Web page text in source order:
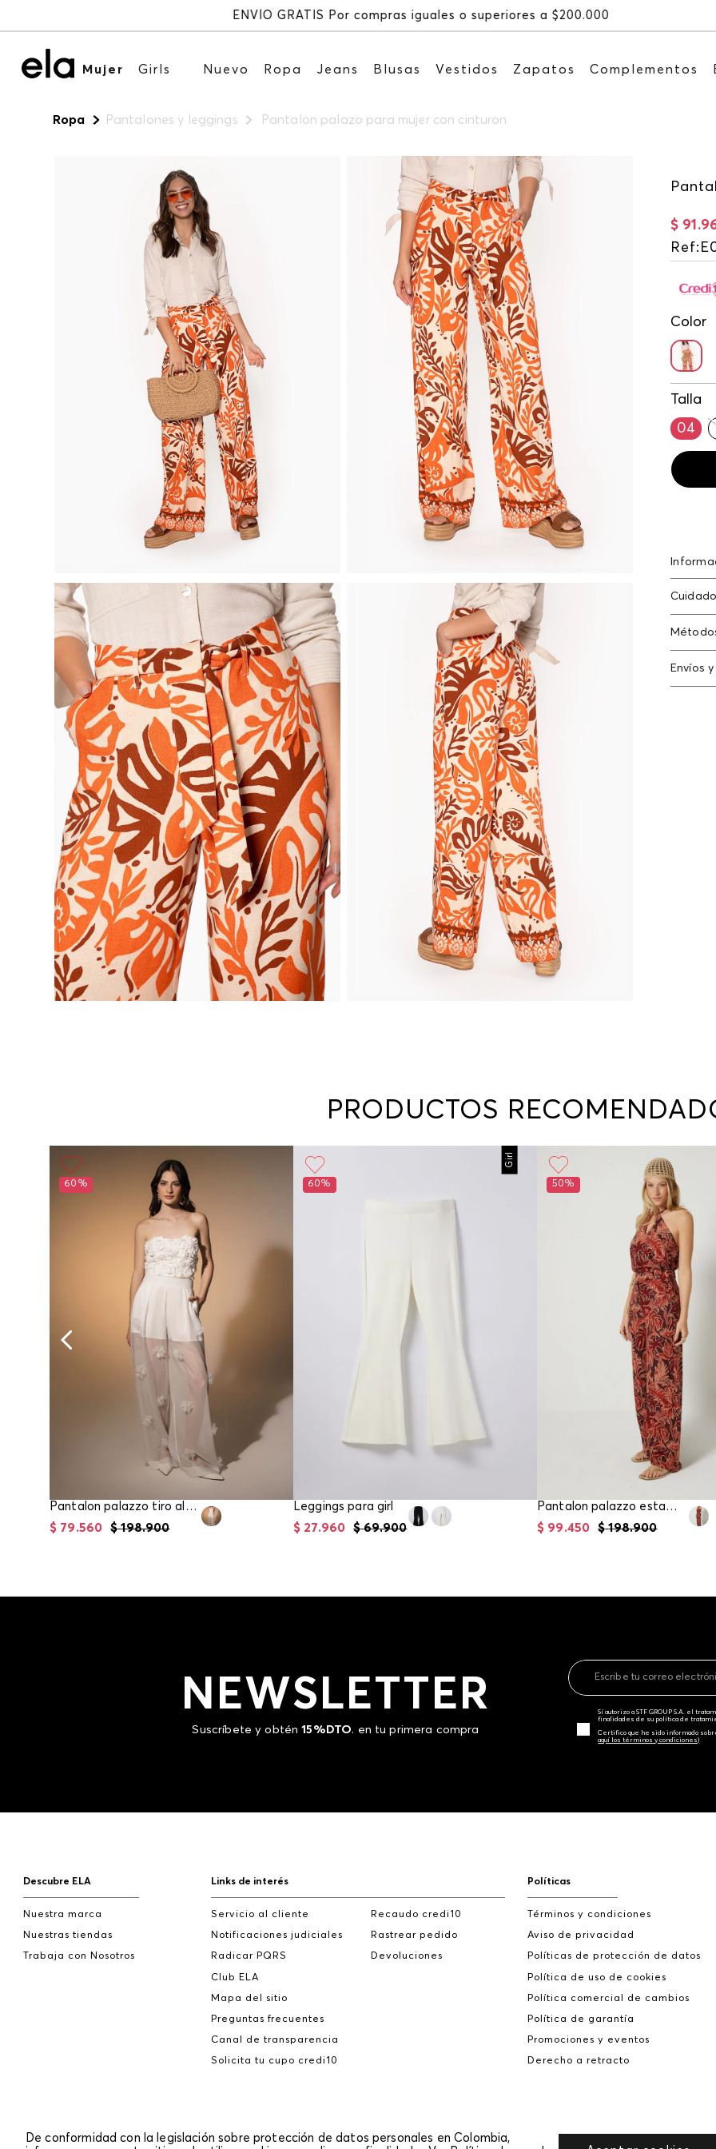
Recibe: 15%OFF
Mujer Girls Nuevo Ropa Jeans Blusas Vestidos Zapatos Complementos
Ropa Pantalones y leggings Pantalon palazo para mujer con cinturon
$ 91 .
Ref:
Color
Talla
04
Rayón
Lavado
/
Otros:
Envíos
En
PRODUCTOS
60%
Pantalon palazzo tiro alto con flores bordadas para mujer
$ 198.900
$ 79.560
Girl
60%
Leggings para girl
$ 69.900
$ 27.960
50%
Pantalon palazzo estampado para mujer
$ 198.900
$ 99.450
NEWSLETTER
Suscríbete y obtén15%DTO. en tu primera compra
Sí autorizo a STF GROUP S.A. el
finalidades de su política de
Certifico que he sido informado
aquí los términos y condiciones)
Descubre ELA
Nuestra marca
Nuestras tiendas
Trabaja con Nosotros
Links de interés
Servicio al cliente
Notificaciones judiciales
Radicar PQRS
Club ELA
Mapa del sitio
Preguntas frecuentes
Canal de transparencia
Solicita tu cupo credi10
Recaudo credi10
Rastrear pedido
Devoluciones
Políticas
Términos y condiciones
Aviso de privacidad
Políticas de protección de datos
Política de uso de cookies
Política comercial de cambios
Política de garantía
Promociones y eventos
Derecho a retracto
De conformidad con la legislación sobre protección de datos personales en Colombia,